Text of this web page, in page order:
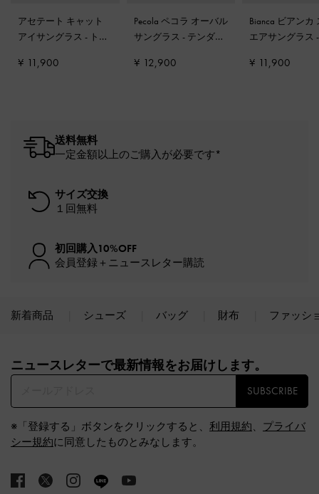
アセテート キャット
アイサングラス - トフ
¥ 11,900
Pecola ペコラ オーバル
サングラス - テンダー
¥ 12,900
Bianca ビアンカ
エアサングラス
¥ 11,900
送料無料
一定金額以上のご購入が必要です*
サイズ交換
１回無料
初回購入10%OFF
会員登録＋ニュースレター購読
新着商品 シューズ バッグ 財布 ファッシ
ニュースレターで最新情報をお届けします。​
SUBSCRIBE
※「登録する」ボタンをクリックすると、 利用規約、 プライバ
シー規約に同意したものとみなします。